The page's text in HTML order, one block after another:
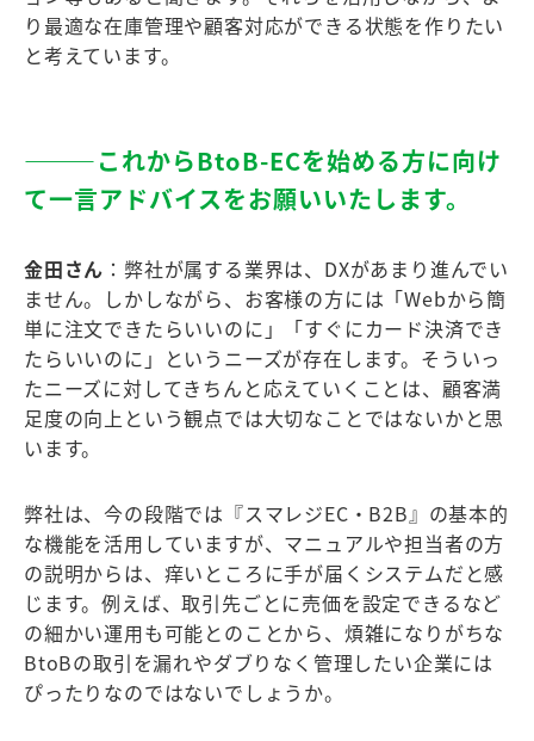
り最適な在庫管理や顧客対応ができる状態を作りたい
と考えています。
―――これからBtoB-ECを始める⽅に向け
て⼀⾔アドバイスをお願いいたします。
金田さん ：弊社が属する業界は、DXがあまり進んでい
ません。しかしながら、お客様の方には「Webから簡
単に注文できたらいいのに」「すぐにカード決済でき
たらいいのに」というニーズが存在します。そういっ
たニーズに対してきちんと応えていくことは、顧客満
足度の向上という観点では大切なことではないかと思
います。
弊社は、今の段階では『スマレジEC・B2B』の基本的
な機能を活用していますが、マニュアルや担当者の方
の説明からは、痒いところに手が届くシステムだと感
じます。例えば、取引先ごとに売価を設定できるなど
の細かい運用も可能とのことから、煩雑になりがちな
BtoBの取引を漏れやダブりなく管理したい企業には
ぴったりなのではないでしょうか。